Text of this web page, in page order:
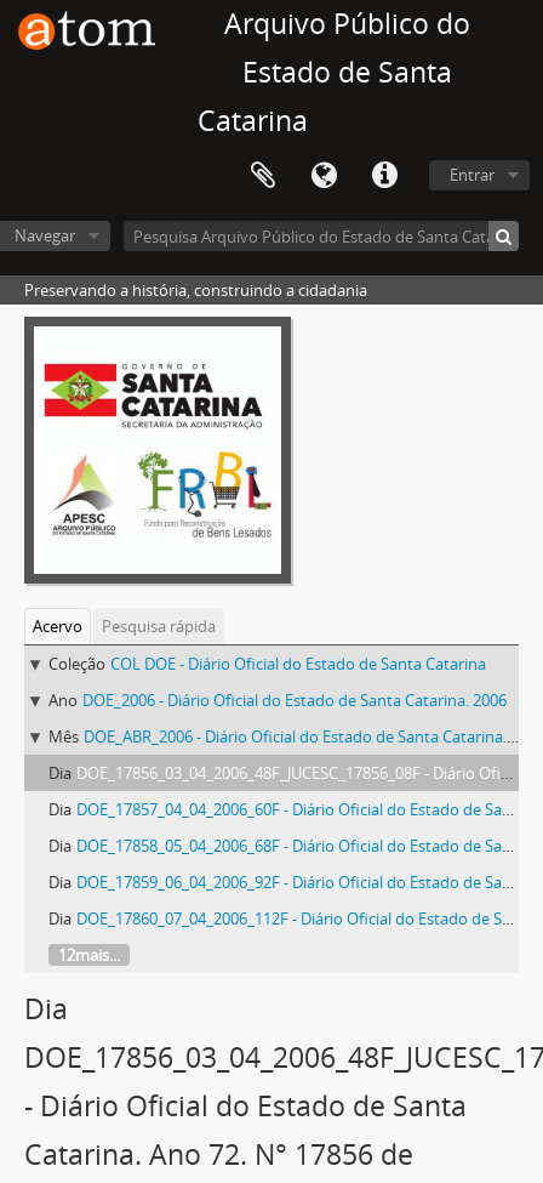
Arquivo Público do
Estado de Santa
Catarina
Entrar
Navegar
Preservando a história, construindo a cidadania
Acervo
Pesquisa rápida
Coleção COL DOE - Diário Oficial do Estado de Santa Catarina
Ano DOE_2006 - Diário Oficial do Estado de Santa Catarina. 2006
Mês DOE_ABR_2006 - Diário Oficial do Estado de Santa Catarina. Abril de 2006
Dia DOE_17856_03_04_2006_48F_JUCESC_17856_08F - Diário Oficial do Estado de Santa Catarina. Ano 72. N° 17856 de 03/04/2006
Dia DOE_17857_04_04_2006_60F - Diário Oficial do Estado de Santa Catarina. Ano 72. N° 17857 de 04/04/2006
Dia DOE_17858_05_04_2006_68F - Diário Oficial do Estado de Santa Catarina. Ano 72. N° 17858 de 05/04/2006
Dia DOE_17859_06_04_2006_92F - Diário Oficial do Estado de Santa Catarina. Ano 72. N° 17859 de 06/04/2006
Dia DOE_17860_07_04_2006_112F - Diário Oficial do Estado de Santa Catarina. Ano 72. N° 17860 de 07/04/2006
12mais...
Dia
- Diário Oficial do Estado de Santa
Catarina. Ano 72. N° 17856 de